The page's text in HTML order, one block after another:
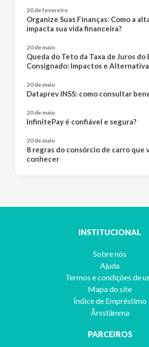
20 de fevereiro
Organize Suas Finanças: Como a
impacta sua vida financeira?
20 de maio
Queda do Teto da Taxa de Juros do
Consignado: Impactos e
20 de maio
Dataprev INSS: como consultar
20 de maio
InfinitePay é confiável e segura?
20 de maio
8 regras do consórcio de carro que
conhecer
INSTITUCIONAL
Sobre nós
Ajuda
Termos e condições de
Mapa do site
Índice de Empréstimo
Årsstämma
PARCEIROS